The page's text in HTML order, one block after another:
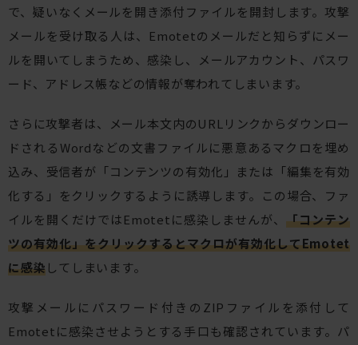
で、疑いなくメールを開き添付ファイルを開封します。攻撃
メールを受け取る人は、Emotetのメールだと知らずにメー
ルを開いてしまうため、感染し、メールアカウント、パスワ
ード、アドレス帳などの情報が奪われてしまいます。
さらに攻撃者は、メール本文内のURLリンクからダウンロー
ドされるWordなどの文書ファイルに悪意あるマクロを埋め
込み、受信者が「コンテンツの有効化」または「編集を有効
化する」をクリックするように誘導します。この場合、ファ
イルを開くだけではEmotetに感染しませんが、「コンテン
ツの有効化」をクリックするとマクロが有効化してEmotet
に感染してしまいます。
攻撃メールにパスワード付きのZIPファイルを添付して
Emotetに感染させようとする手口も確認されています。パ